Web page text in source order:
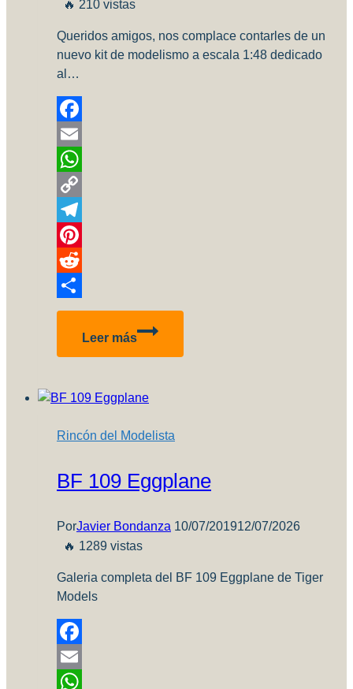
🔥 210 vistas
Queridos amigos, nos complace contarles de un
nuevo kit de modelismo a escala 1:48 dedicado
al…
Facebook
Email
WhatsApp
Copy
Link
Telegram
Pinterest
Reddit
Compartir
Leer más
MACCHI
1:48
(2840)
Rincón del Modelista
BF 109 Eggplane
PorJavier Bondanza 10/07/201912/07/2026
🔥 1289 vistas
Galeria completa del BF 109 Eggplane de Tiger
Models
Facebook
Email